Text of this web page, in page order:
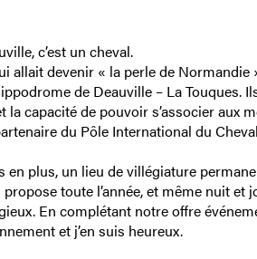
c’est un cheval.
allait devenir « la perle de Normandie
de Deauville – La Touques.
capacité de pouvoir s’associer aux
du Pôle International du
plus, un lieu de villégiature
toute l’année, et même nuit et
En complétant notre offre
et j’en suis heureux.